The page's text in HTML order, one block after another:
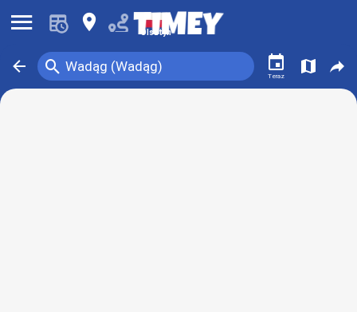
󰍜 󰍎 Olsztyn
󰁍 Wadąg (Wadąg)
󰍉 󰃭
Teraz
󰍍 󰒖